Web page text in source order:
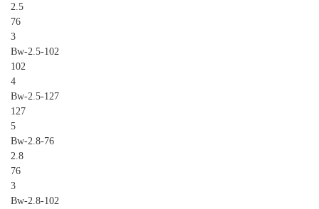
2.5
76
3
Bw-2.5-102
102
4
Bw-2.5-127
127
5
Bw-2.8-76
2.8
76
3
Bw-2.8-102